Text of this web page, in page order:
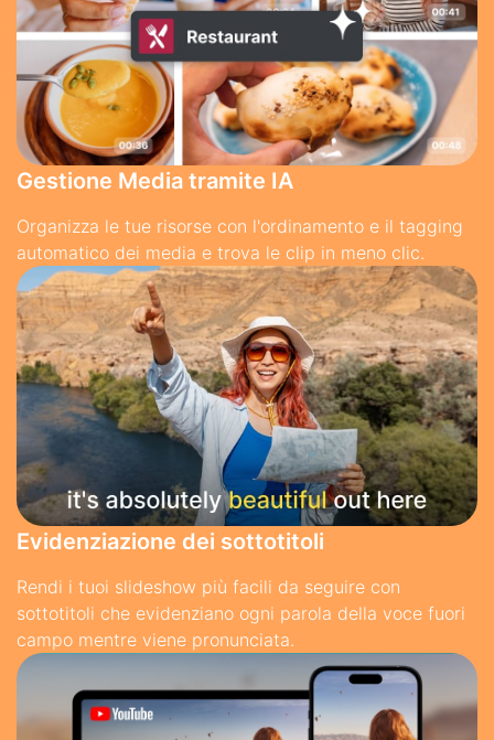
Gestione Media tramite IA
Organizza le tue risorse con l'ordinamento e il tagging
automatico dei media e trova le clip in meno clic.
Evidenziazione dei sottotitoli
Rendi i tuoi slideshow più facili da seguire con
sottotitoli che evidenziano ogni parola della voce fuori
campo mentre viene pronunciata.